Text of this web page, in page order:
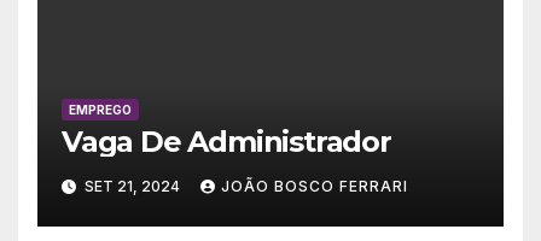
EMPREGO
Vaga De Administrador
SET 21, 2024 JOÃO BOSCO FERRARI